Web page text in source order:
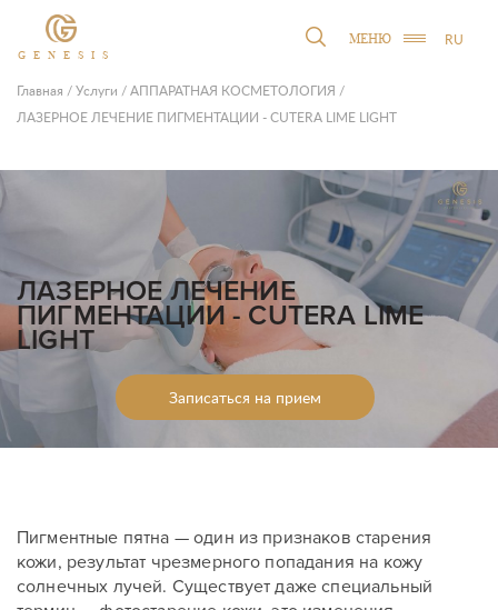
GENESIS
МЕНЮ RU
Главная /Услуги /АППАРАТНАЯ КОСМЕТОЛОГИЯ /
ЛАЗЕРНОЕ ЛЕЧЕНИЕ ПИГМЕНТАЦИИ - CUTERA LIME LIGHT
ЛАЗЕРНОЕ ЛЕЧЕНИЕ
ПИГМЕНТАЦИИ - CUTERA LIME
LIGHT
Записаться на прием
Пигментные пятна — один из признаков старения
кожи, результат чрезмерного попадания на кожу
солнечных лучей. Существует даже специальный